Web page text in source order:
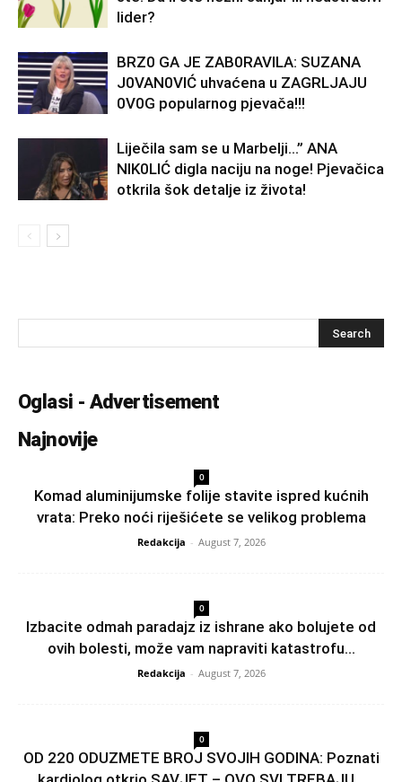
lider?
BRZ0 GA JE ZAB0RAVlLA: SUZANA
J0VAN0VIĆ uhvaćena u ZAGRLJAJU
0V0G popularnog pjevača!!!
Liječila sam se u Marbelji…” ANA
NlK0LlĆ digla naciju na noge! Pjevačica
otkrila šok detalje iz života!
Oglasi - Advertisement
Najnovije
0
Komad aluminijumske folije stavite ispred kućnih
vrata: Preko noći riješićete se velikog problema
Redakcija - August 7, 2026
0
Izbacite odmah paradajz iz ishrane ako bolujete od
ovih bolesti, može vam napraviti katastrofu...
Redakcija - August 7, 2026
0
OD 220 ODUZMETE BROJ SVOJIH GODINA: Poznati